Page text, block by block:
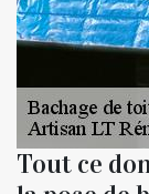
Tout ce